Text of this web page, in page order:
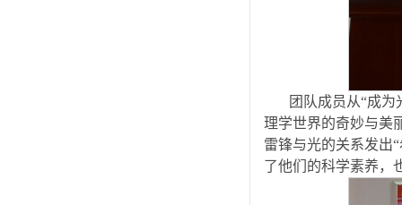
团队成员从“成
理学世界的奇妙与美
雷锋与光的关系发出
了他们的科学素养，